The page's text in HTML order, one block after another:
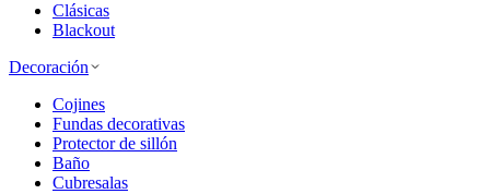
Clásicas
Blackout
Decoración
Cojines
Fundas decorativas
Protector de sillón
Baño
Cubresalas